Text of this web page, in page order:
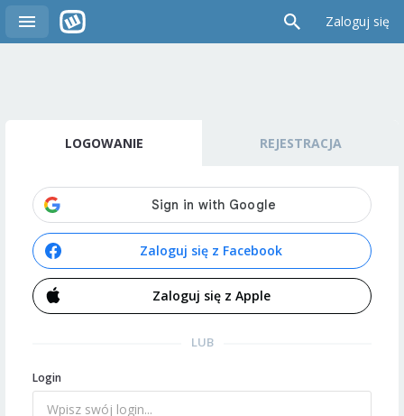
Zaloguj się
LOGOWANIE REJESTRACJA
Zaloguj się z Facebook
Zaloguj się z Apple
LUB
Login